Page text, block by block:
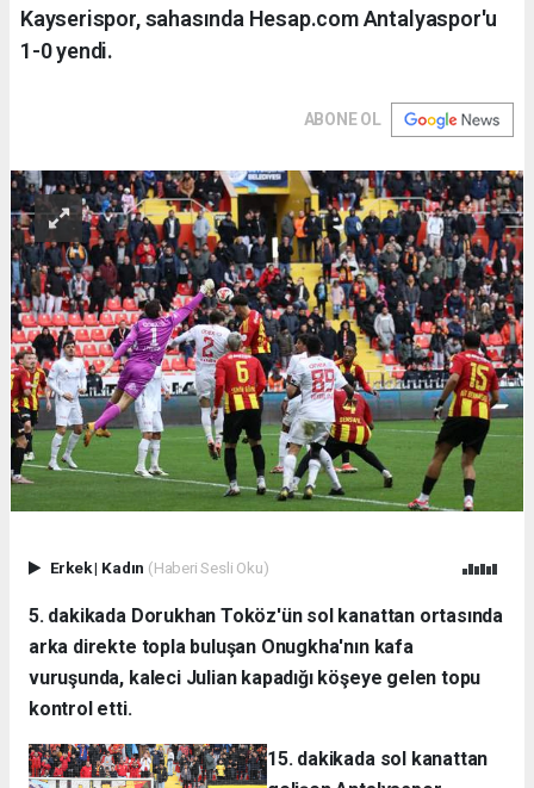
Kayserispor, sahasında Hesap.com Antalyaspor'u
1-0 yendi.
ABONE OL
Erkek| Kadın (Haberi Sesli Oku)
5. dakikada Dorukhan Toköz'ün sol kanattan ortasında
arka direkte topla buluşan Onugkha'nın kafa
vuruşunda, kaleci Julian kapadığı köşeye gelen topu
kontrol etti.
15. dakikada sol kanattan